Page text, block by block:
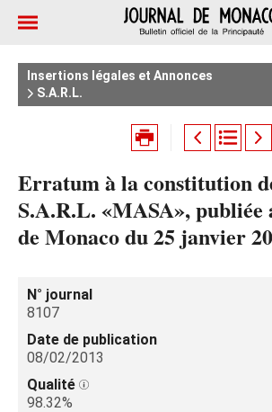
Insertions légales et Annonces
S.A.R.L.
Erratum à la constitution
S.A.R.L. «MASA», publiée
de Monaco du 25 janvier
N° journal
8107
Date de publication
08/02/2013
Qualité
98.32%